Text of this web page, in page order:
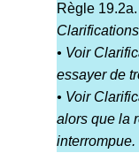
Règle 19.2a.
• Voir
essayer de
• Voir
alors que la
interrompue.